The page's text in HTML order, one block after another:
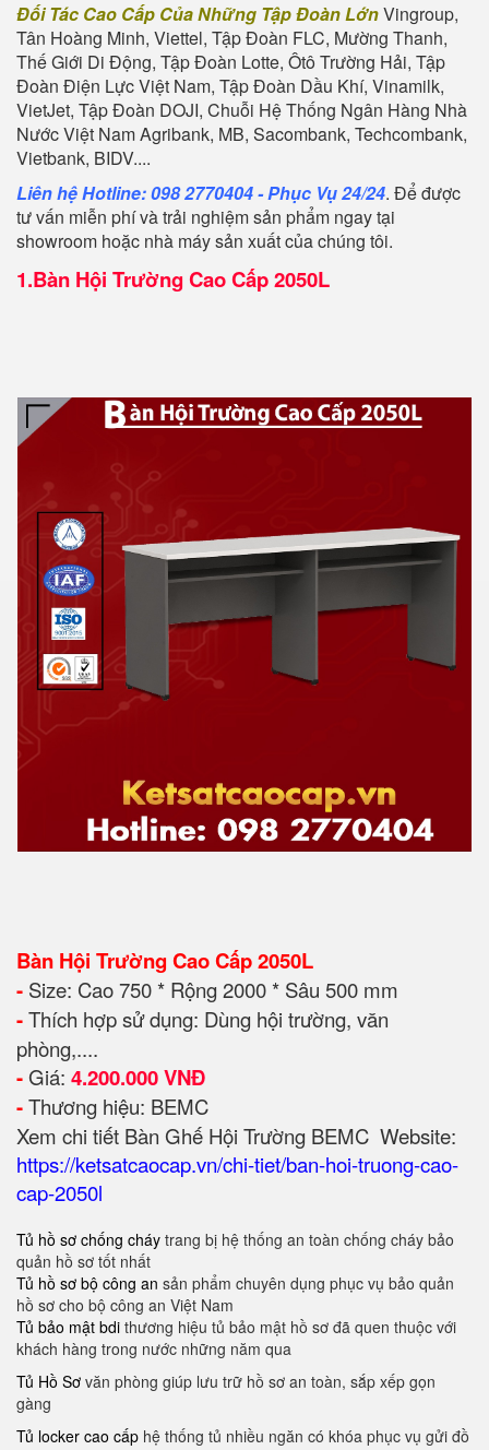
Đối Tác Cao Cấp Của Những Tập Đoàn LớnVingroup,
Tân Hoàng Minh, Viettel, Tập Đoàn FLC, Mường Thanh,
Thế Giới Di Động, Tập Đoàn Lotte, Ôtô Trường Hải, Tập
Đoàn Điện Lực Việt Nam, Tập Đoàn Dầu Khí, Vinamilk,
VietJet, Tập Đoàn DOJI, Chuỗi Hệ Thống Ngân Hàng Nhà
Nước Việt Nam Agribank, MB, Sacombank, Techcombank,
Vietbank, BIDV....
Liên hệ Hotline: 098 2770404 - Phục Vụ 24/24. Để được
tư vấn miễn phí và trải nghiệm sản phẩm ngay tại
showroom hoặc nhà máy sản xuất của chúng tôi.
1.Bàn Hội Trường Cao Cấp 2050L
Bàn Hội Trường Cao Cấp 2050L
- Size: Cao 750 * Rộng 2000 * Sâu 500 mm
-Thích hợp sử dụng: Dùng hội trường, văn
phòng,....
- Giá: 4.200.000 VNĐ
-Thương hiệu: BEMC
Xem chi tiết Bàn Ghế Hội Trường BEMC Website:
https://ketsatcaocap.vn/chi-tiet/ban-hoi-truong-cao-
cap-2050l
Tủ hồ sơ chống cháy trang bị hệ thống an toàn chống cháy bảo
quản hồ sơ tốt nhất
Tủ hồ sơ bộ công an sản phẩm chuyên dụng phục vụ bảo quản
hồ sơ cho bộ công an Việt Nam
Tủ bảo mật bdi thương hiệu tủ bảo mật hồ sơ đã quen thuộc với
khách hàng trong nước những năm qua
Tủ Hồ Sơ văn phòng giúp lưu trữ hồ sơ an toàn, sắp xếp gọn
gàng
Tủ locker cao cấp hệ thống tủ nhiều ngăn có khóa phục vụ gửi đồ